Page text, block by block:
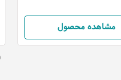
مشاهده محصول